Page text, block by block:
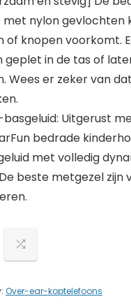
nylon gevlochten
of knopen voorkomt.
geplet in de tas of
Wees er zeker van
Uitgerust
bedrade
met volledig
beste metgezel zijn
Over-ear-koptelefoons